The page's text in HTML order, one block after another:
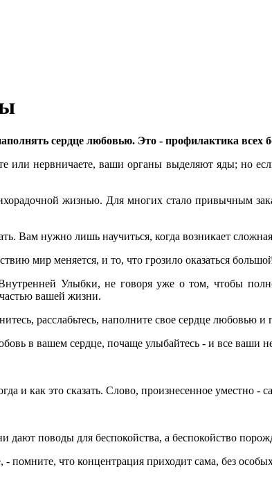
сердце любовью. Это - профилактика всех
или нервничаете, ваши органы выделяют яды; но
жизнью. Для многих стало привычным
Вам нужно лишь научиться, когда возникает
мир меняется, и то, что грозило оказаться
Улыбки, не говоря уже о том, чтобы
вашей жизни.
расслабьтесь, наполните свое сердце любовью и
в вашем сердце, почаще улыбайтесь - и все ваши
и как это сказать. Слово, произнесенное уместно -
поводы для беспокойства, а беспокойство
- помните, что концентрация приходит сама, без